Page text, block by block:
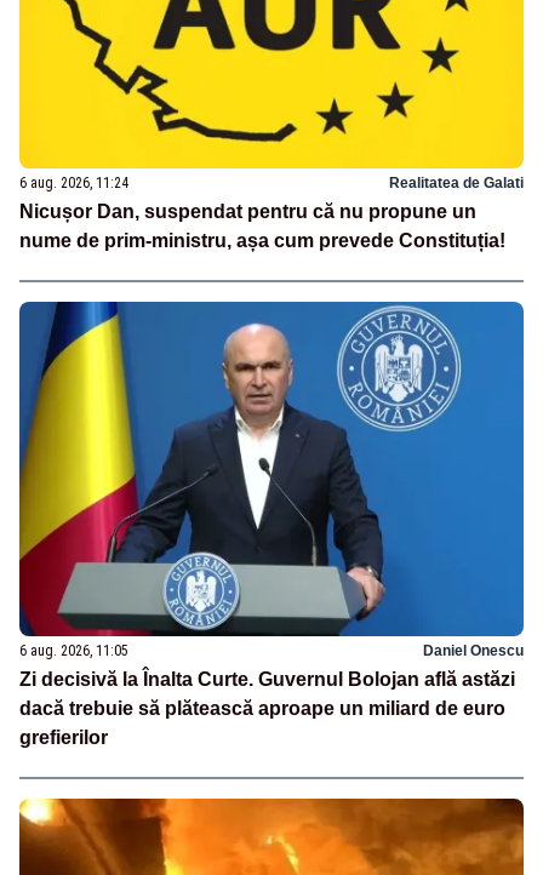
6 aug. 2026, 11:24 Realitatea de Galati
Nicușor Dan, suspendat pentru că nu propune un
nume de prim-ministru, așa cum prevede Constituția!
6 aug. 2026, 11:05 Daniel Onescu
Zi decisivă la Înalta Curte. Guvernul Bolojan află astăzi
dacă trebuie să plătească aproape un miliard de euro
grefierilor